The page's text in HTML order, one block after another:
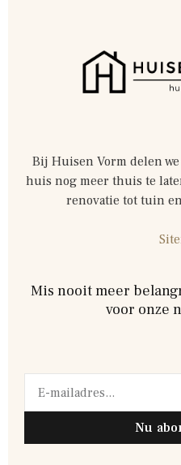
Bij Huisen Vorm delen
huis nog meer thuis te
renovatie tot tuin
Mis nooit meer
voor onze
Nu